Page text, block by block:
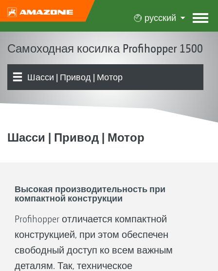
русский
Самоходная косилка Profihopper 1500
Шасси | Привод | Мотор
Шасси | Привод | Мотор
Высокая производительность при
компактной конструкции
Profihopper отличается компактной
конструкцией, при этом обеспечен
свободный доступ ко всем важным
деталям. Так, техническое